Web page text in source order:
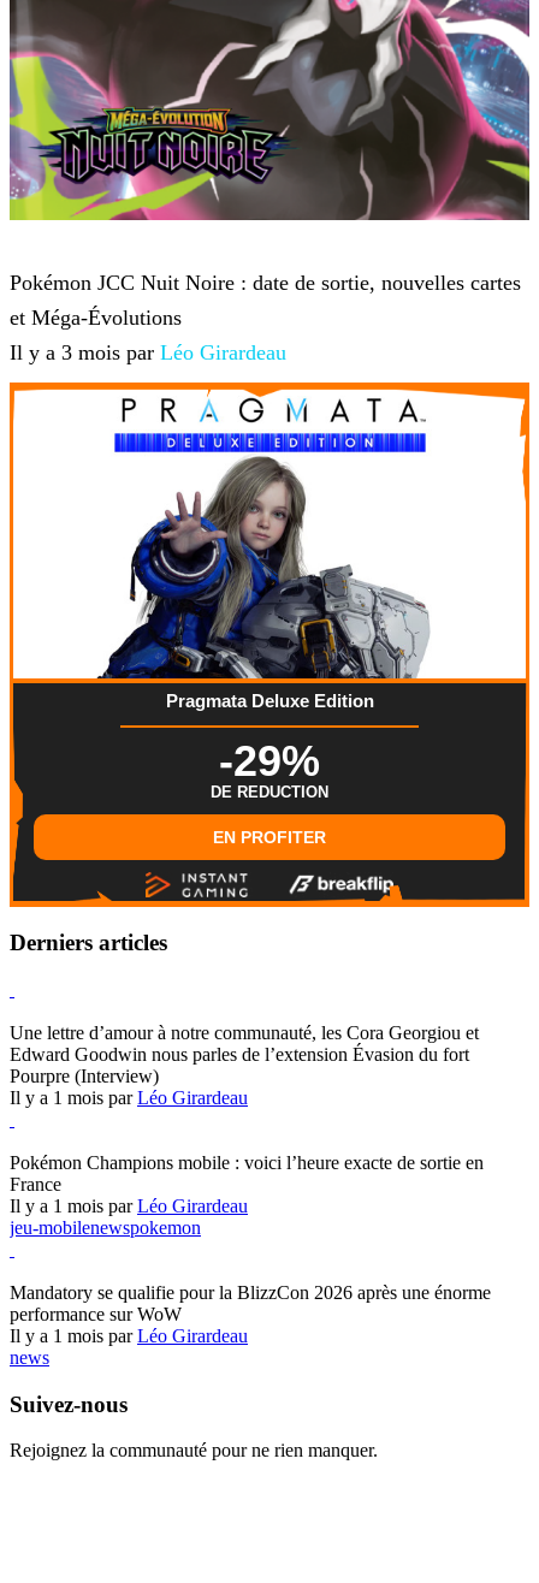
Pokémon JCC Nuit Noire : date de sortie, nouvelles cartes
et Méga-Évolutions
Il y a 3 mois par Léo Girardeau
Pragmata Deluxe Edition
-29%
DE REDUCTION
EN PROFITER
Derniers articles
Une lettre d’amour à notre communauté, les Cora Georgiou et
Edward Goodwin nous parles de l’extension Évasion du fort
Pourpre (Interview)
Il y a 1 mois parLéo Girardeau
Pokémon Champions mobile : voici l’heure exacte de sortie en
France
Il y a 1 mois parLéo Girardeau
jeu-mobilenewspokemon
Mandatory se qualifie pour la BlizzCon 2026 après une énorme
performance sur WoW
Il y a 1 mois parLéo Girardeau
news
Suivez-nous
Rejoignez la communauté pour ne rien manquer.